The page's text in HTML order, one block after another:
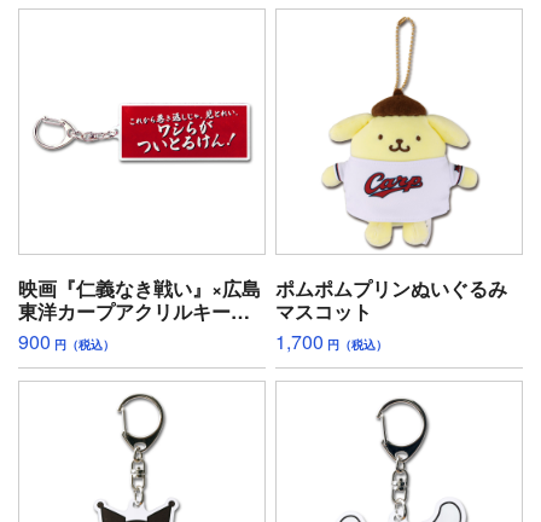
映画『仁義なき戦い』×広島
東洋カープアクリルキーホ
ルダー(ワシらがついとるけ
ん)
900 円（税込）
ポムポムプリンぬいぐるみ
マスコット
1,700 円（税込）